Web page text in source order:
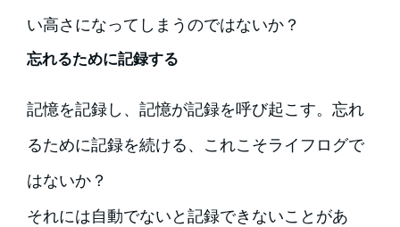
い高さになってしまうのではないか？
忘れるために記録する
記憶を記録し、記憶が記録を呼び起こす。忘れ
るために記録を続ける、これこそライフログで
はないか？
それには自動でないと記録できないことがあ